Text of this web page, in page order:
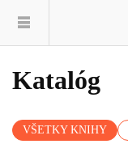
Katalóg
VŠETKY KNIHY